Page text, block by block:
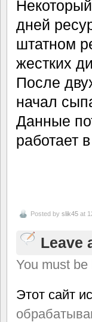
дней
штатном
жестких
После
начал
Данные
работает
Posted by slik45 at
Leave
You must
Этот сайт